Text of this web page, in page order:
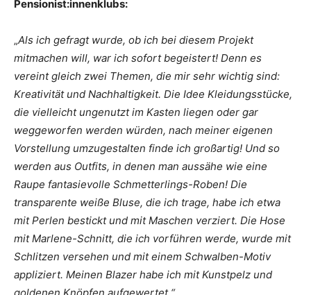
Pensionist:innenklubs:
„Als ich gefragt wurde, ob ich bei diesem Projekt
mitmachen will, war ich sofort begeistert! Denn es
vereint gleich zwei Themen, die mir sehr wichtig sind:
Kreativität und Nachhaltigkeit. Die Idee Kleidungsstücke,
die vielleicht ungenutzt im Kasten liegen oder gar
weggeworfen werden würden, nach meiner eigenen
Vorstellung umzugestalten finde ich großartig! Und so
werden aus Outfits, in denen man aussähe wie eine
Raupe fantasievolle Schmetterlings-Roben! Die
transparente weiße Bluse, die ich trage, habe ich etwa
mit Perlen bestickt und mit Maschen verziert. Die Hose
mit Marlene-Schnitt, die ich vorführen werde, wurde mit
Schlitzen versehen und mit einem Schwalben-Motiv
appliziert. Meinen Blazer habe ich mit Kunstpelz und